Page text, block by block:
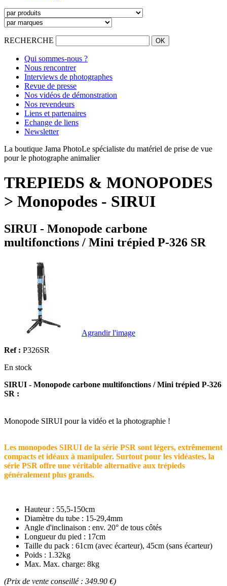
RECHERCHE
Qui sommes-nous ?
Nous rencontrer
Interviews de photographes
Revue de presse
Nos vidéos de démonstration
Nos revendeurs
Liens et partenaires
Echange de liens
Newsletter
La boutique Jama PhotoLe spécialiste du matériel de prise de vue
pour le photographe animalier
TREPIEDS & MONOPODES
> Monopodes - SIRUI
SIRUI - Monopode carbone
multifonctions / Mini trépied P-326 SR
Agrandir l'image
Ref : P326SR
En stock
SIRUI - Monopode carbone multifonctions / Mini trépied P-326
SR :
Monopode SIRUI pour la vidéo et la photographie !
Les monopodes SIRUI de la série PSR sont légers, extrêmement
compacts et idéaux à manipuler. Surtout pour les vidéastes, la
série PSR offre une véritable alternative aux trépieds
généralement plus grands.
Hauteur : 55,5-150cm
Diamètre du tube : 15-29,4mm
Angle d'inclinaison : env. 20° de tous côtés
Longueur du pied : 17cm
Taille du pack : 61cm (avec écarteur), 45cm (sans écarteur)
Poids : 1.32kg
Max. Max. charge: 8kg
(Prix de vente conseillé : 349.90 €)